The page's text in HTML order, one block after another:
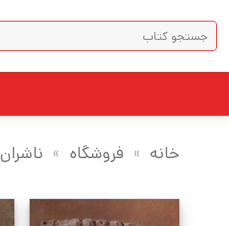
content
جستجو
برای:
خانه » فروشگاه » ناشران